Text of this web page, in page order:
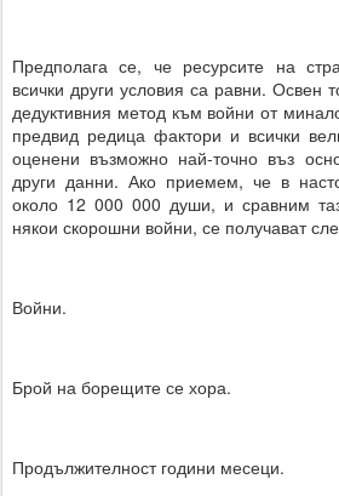
Предполага се, че ресурсите на
всички други условия са равни. Освен
дедуктивния метод към войни от
предвид редица фактори и всички
оценени възможно най-точно въз
други данни. Ако приемем, че в
около 12 000 000 души, и сравним
някои скорошни войни, се получават
Войни.
Брой на борещите се хора.
Продължителност години месеци.